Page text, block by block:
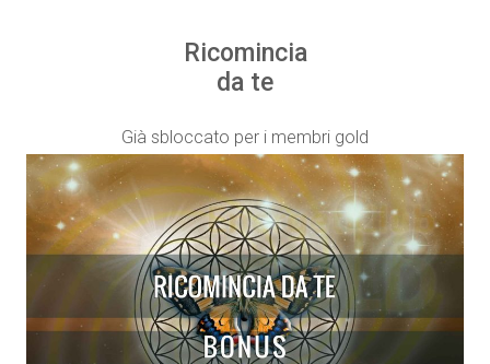
Ricomincia
da te
Già sbloccato per i membri gold